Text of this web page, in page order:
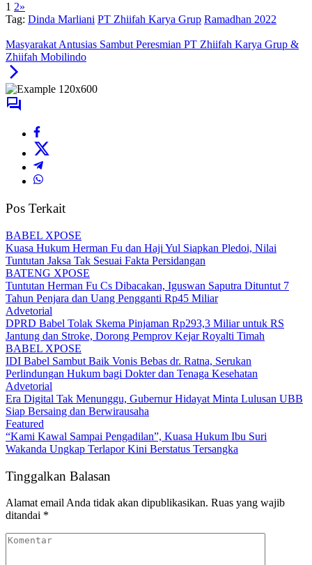
1 2»
Tag: Dinda Marliani PT Zhiifah Karya Grup Ramadhan 2022
Masyarakat Antusias Sambut Peresmian PT Zhiifah Karya Grup &
Zhiifah Mobilindo
Pos Terkait
BABEL XPOSE
Kuasa Hukum Herman Fu dan Haji Yul Siapkan Pledoi, Nilai
Tuntutan Jaksa Tak Sesuai Fakta Persidangan
BATENG XPOSE
Tuntutan Herman Fu Cs Dibacakan, Iguswan Saputra Dituntut 7
Tahun Penjara dan Uang Pengganti Rp45 Miliar
Advetorial
DPRD Babel Tolak Skema Pinjaman Rp293,3 Miliar untuk RS
Jantung dan Stroke, Dorong Pemprov Kejar Royalti Timah
BABEL XPOSE
IDI Babel Sambut Baik Vonis Bebas dr. Ratna, Serukan
Perlindungan Hukum bagi Dokter dan Tenaga Kesehatan
Advetorial
Era Digital Tak Menunggu, Gubernur Hidayat Minta Lulusan UBB
Siap Bersaing dan Berwirausaha
Featured
“Kami Kawal Sampai Pengadilan”, Kuasa Hukum Ibu Suri
Wakanda Ungkap Terlapor Kini Berstatus Tersangka
Tinggalkan Balasan
Alamat email Anda tidak akan dipublikasikan. Ruas yang wajib
ditandai *